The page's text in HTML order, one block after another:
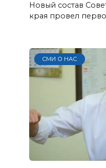
Новый состав
края провел
СМИ О НАС